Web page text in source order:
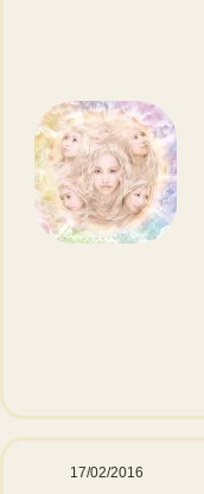
17/02/2016